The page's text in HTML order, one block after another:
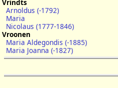
Vrindts
Arnoldus (-1792)
Maria
Nicolaus (1777-1846)
Vroonen
Maria Aldegondis (-1885)
Maria Joanna (-1827)